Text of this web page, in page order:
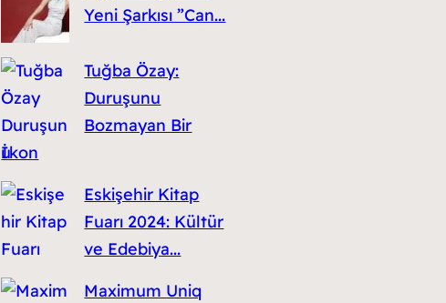
Yeni Şarkısı ”Can...
Tuğba Özay:
Duruşunu
Bozmayan Bir
İkon
Eskişehir Kitap
Fuarı 2024: Kültür
ve Edebiya...
Maximum Uniq